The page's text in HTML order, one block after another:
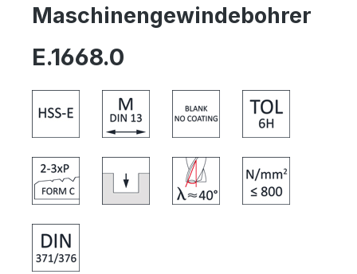
Maschinengewindebohrer
E.1668.0